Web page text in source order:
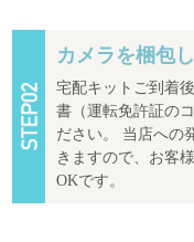
カメラを梱包
宅配キットご到着
書（運転免許証の
ださい。 当店への
きますので、お客
OKです。